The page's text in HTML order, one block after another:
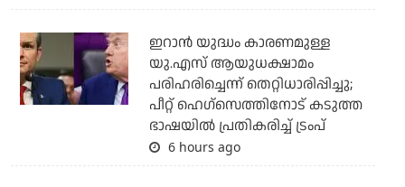
ഇറാന്‍ യുദ്ധം കാരണമുള്ള
യു.എസ് ആയുധക്ഷാമം
പരിഹരിച്ചെന്ന് തെറ്റിധാരിപ്പിച്ചു;
പീറ്റ് ഹെഗ്‌സെത്തിനോട് കടുത്ത
ഭാഷയില്‍ പ്രതികരിച്ച് ട്രംപ്
6 hours ago